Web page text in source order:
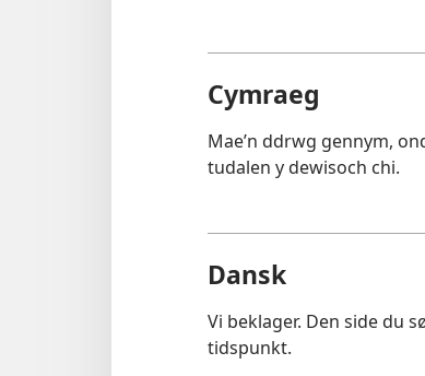
Cymraeg
Mae’n ddrwg gennym,
tudalen y dewisoch chi.
Dansk
Vi beklager. Den side du
tidspunkt.